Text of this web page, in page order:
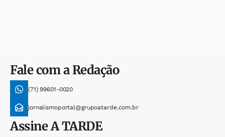
Fale com a Redação
(71) 99601-0020
jornalismoportal@grupoatarde.com.br
AssineA TARDE